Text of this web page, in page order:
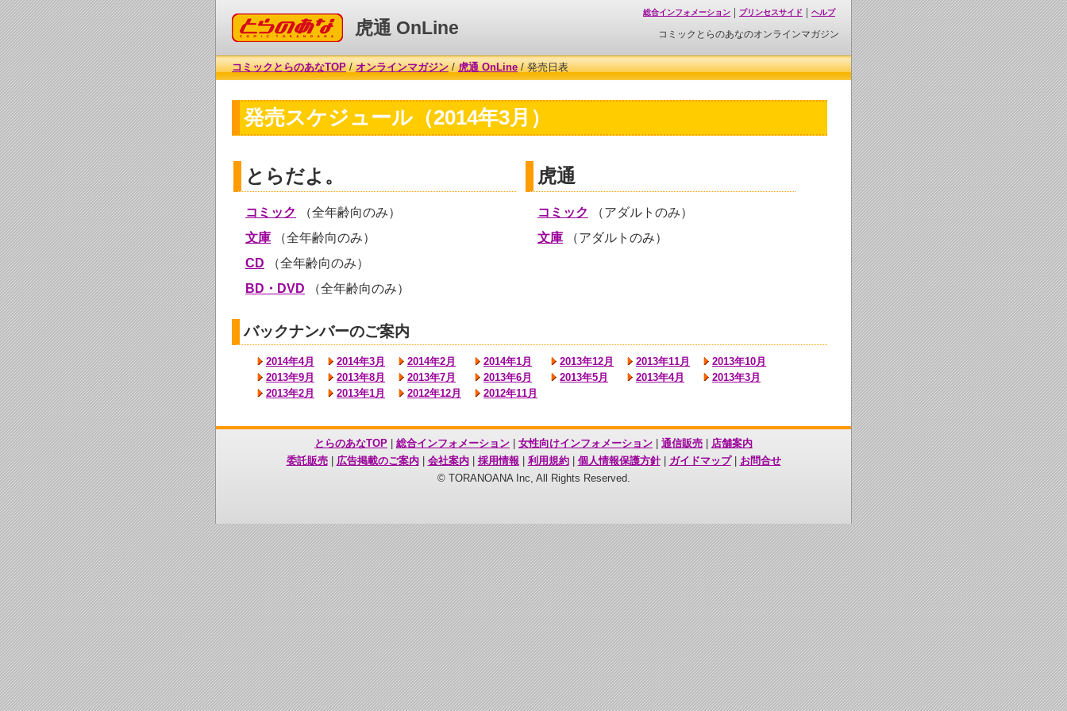
コミックとらのあな 虎通 OnLine コミックとらのあなのオンラインマガジン
総合インフォメーション プリンセスサイド ヘルプ
コミックとらのあなTOP/オンラインマガジン/虎通 OnLine/ 発売日表
発売スケジュール（2014年3月）
とらだよ。
コミック
（全年齢向のみ）
文庫 （全年齢向のみ）
CD （全年齢向のみ）
BD・DVD （全年齢向のみ）
虎通
コミック
（アダルトのみ）
文庫 （アダルトのみ）
バックナンバーのご案内
2014年4月 2014年3月 2014年2月 2014年1月 2013年12月 2013年11月
2013年10月
2013年9月
2013年8月 2013年7月 2013年6月 2013年5月 2013年4月
2013年3月
2013年2月
2013年1月 2012年12月 2012年11月
とらのあなTOP 総合インフォメーション 女性向けインフォメーション 通信販売
店舗案内
委託販売| 広告掲載のご案内| 会社案内| 採用情報 利用規約| 個人情報保護方針| ガイドマップ| お問合せ
© TORANOANA Inc, All Rights Reserved.